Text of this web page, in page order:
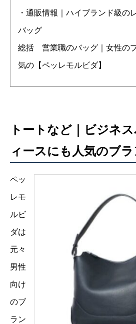
・通販情報｜ハイブランド級の
バッグ
総括 営業職のバッグ｜女性の
気の【ペッレモルビダ】
トートなど｜ビジネ
ィースにも人気のブラ
ペッ
レモ
ルビ
ダは
元々
男性
向け
のブ
ラン